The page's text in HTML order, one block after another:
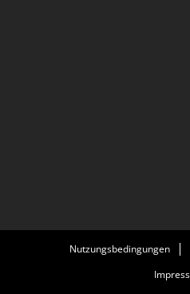
Nutzungsbedingungen